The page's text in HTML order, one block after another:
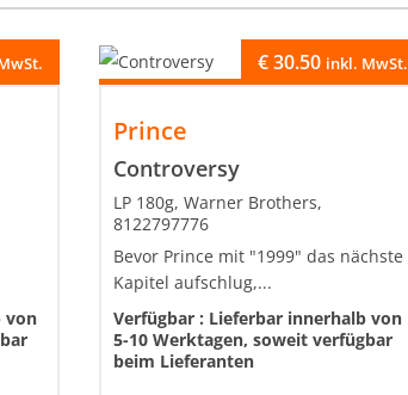
von
Prince
Controversy
€30.50 inkl. MwSt.
LP 180g, Warner Brothers,
8122797776
Bevor Prince mit "1999" das nächste
Kapitel aufschlug,...
Verfügbar : Lieferbar innerhalb von
5-10 Werktagen, soweit verfügbar
beim Lieferanten